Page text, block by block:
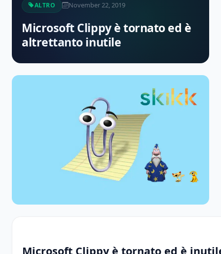
ALTRO November 22, 2019
Microsoft Clippy è tornato ed è
altrettanto inutile
Microsoft Clippy è tornato ed è